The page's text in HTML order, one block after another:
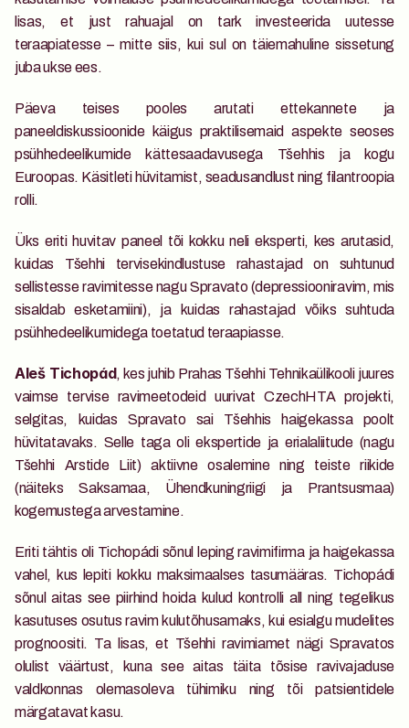
lisas, et just rahuajal on tark investeerida uutesse
teraapiatesse – mitte siis, kui sul on täiemahuline sissetung
juba ukse ees.
Päeva teises pooles arutati ettekannete ja
paneeldiskussioonide käigus praktilisemaid aspekte seoses
psühhedeelikumide kättesaadavusega Tšehhis ja kogu
Euroopas. Käsitleti hüvitamist, seadusandlust ning filantroopia
rolli.
Üks eriti huvitav paneel tõi kokku neli eksperti, kes arutasid,
kuidas Tšehhi tervisekindlustuse rahastajad on suhtunud
sellistesse ravimitesse nagu Spravato (depressiooniravim, mis
sisaldab esketamiini), ja kuidas rahastajad võiks suhtuda
psühhedeelikumidega toetatud teraapiasse.
Aleš Tichopád, kes juhib Prahas Tšehhi Tehnikaülikooli juures
vaimse tervise ravimeetodeid uurivat CzechHTA projekti,
selgitas, kuidas Spravato sai Tšehhis haigekassa poolt
hüvitatavaks. Selle taga oli ekspertide ja erialaliitude (nagu
Tšehhi Arstide Liit) aktiivne osalemine ning teiste riikide
(näiteks Saksamaa, Ühendkuningriigi ja Prantsusmaa)
kogemustega arvestamine.
Eriti tähtis oli Tichopádi sõnul leping ravimifirma ja haigekassa
vahel, kus lepiti kokku maksimaalses tasumääras. Tichopádi
sõnul aitas see piirhind hoida kulud kontrolli all ning tegelikus
kasutuses osutus ravim kulutõhusamaks, kui esialgu mudelites
prognoositi. Ta lisas, et Tšehhi ravimiamet nägi Spravatos
olulist väärtust, kuna see aitas täita tõsise ravivajaduse
valdkonnas olemasoleva tühimiku ning tõi patsientidele
märgatavat kasu.